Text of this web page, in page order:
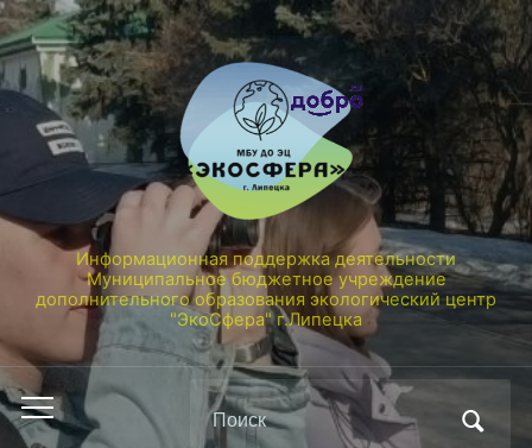
Информационная поддержка деятельности
Муниципальное бюджетное учреждение
дополнительного образования экологический центр
"ЭкоСфера" г.Липецка
Переключить
Поиск
по: